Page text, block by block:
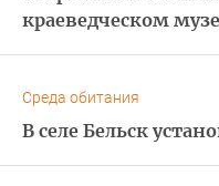
краеведческом
Среда обитания
В селе Бельск